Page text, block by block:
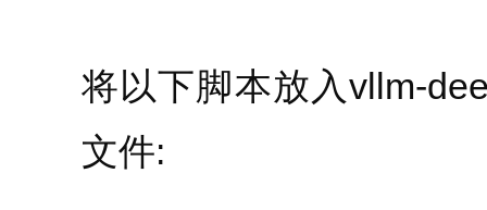
将以下脚本放入vllm-
文件: